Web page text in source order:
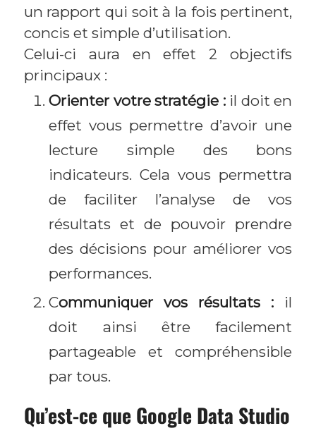
un rapport qui soit à la fois pertinent,
concis et simple d’utilisation.
Celui-ci aura en effet 2 objectifs
principaux :
Orienter votre stratégie :il doit en
effet vous permettre d’avoir une
lecture simple des bons
indicateurs. Cela vous permettra
de faciliter l’analyse de vos
résultats et de pouvoir prendre
des décisions pour améliorer vos
performances.
Communiquer vos résultats : il
doit ainsi être facilement
partageable et compréhensible
par tous.
Qu’est-ce que Google Data Studio